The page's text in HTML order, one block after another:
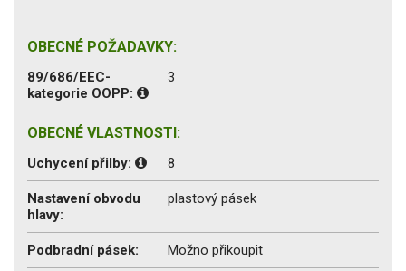
OBECNÉ POŽADAVKY:
89/686/EEC-
kategorie OOPP:
3
OBECNÉ VLASTNOSTI:
Uchycení přilby: 8
Nastavení obvodu
hlavy:
plastový pásek
Podbradní pásek: Možno přikoupit